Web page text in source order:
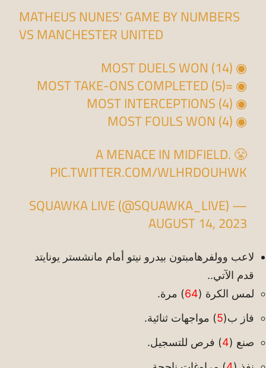
MATHEUS NUNES' GAME BY NUMBERS
VS MANCHESTER UNITED
◉ MOST DUELS WON (14)
◉ =MOST TAKE-ONS COMPLETED (5)
◉ MOST INTERCEPTIONS (4)
◉ MOST FOULS WON (4)
A MENACE IN MIDFIELD. 😤
PIC.TWITTER.COM/WLHRDOUHWK
— SQUAWKA LIVE (@SQUAWKA_LIVE)
AUGUST 14, 2023
لاعب وولفرهامبتون بيدرو نيتو أمام مانشستر يونايتد
قدم الآتي..
لمس الكرة (64) مرة.
فاز ب(5) مواجهات ثنائية.
صنع (4) فرص للتسجيل.